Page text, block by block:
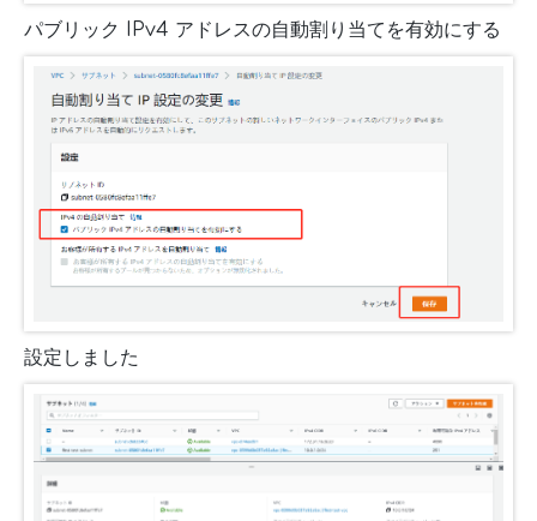
パブリック IPv4 アドレスの自動割り当てを有効にする
設定しました